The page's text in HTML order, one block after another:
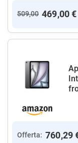
509,00 469,00 €
Offerta: 760,29